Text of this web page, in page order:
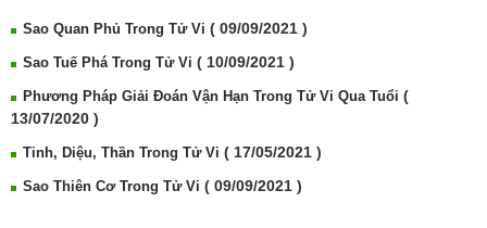
Sao Quan Phủ Trong Tử Vi ( 09/09/2021 )
Sao Tuế Phá Trong Tử Vi ( 10/09/2021 )
Phương Pháp Giải Đoán Vận Hạn Trong Tử Vi Qua Tuổi (
13/07/2020 )
Tinh, Diệu, Thần Trong Tử Vi ( 17/05/2021 )
Sao Thiên Cơ Trong Tử Vi ( 09/09/2021 )